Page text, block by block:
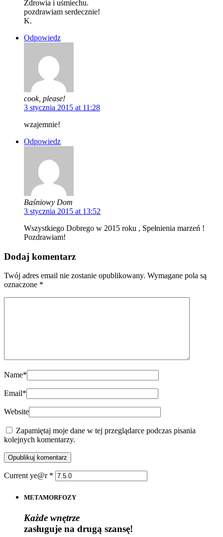
Zdrowia i uśmiechu.
pozdrawiam serdecznie!
K.
Odpowiedz
cook, please!
3 stycznia 2015 at 11:28
wzajemnie!
Odpowiedz
Baśniowy Dom
3 stycznia 2015 at 13:52
Wszystkiego Dobrego w 2015 roku , Spełnienia marzeń !
Pozdrawiam!
Dodaj komentarz
Twój adres email nie zostanie opublikowany. Wymagane pola są
oznaczone *
Name*
Email*
Website
Zapamiętaj moje dane w tej przeglądarce podczas pisania
kolejnych komentarzy.
Current ye@r *
METAMORFOZY
Każde wnętrze
zasługuje na drugą szansę!